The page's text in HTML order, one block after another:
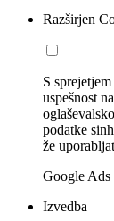
Razširjen
S
uspešnost
podatke
že
Google Ads
Izvedba